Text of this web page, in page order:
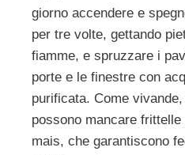
giorno accendere e
per tre volte, gettando
fiamme, e spruzzare i
porte e le finestre con
purificata. Come vivande,
possono mancare
mais, che garantiscono